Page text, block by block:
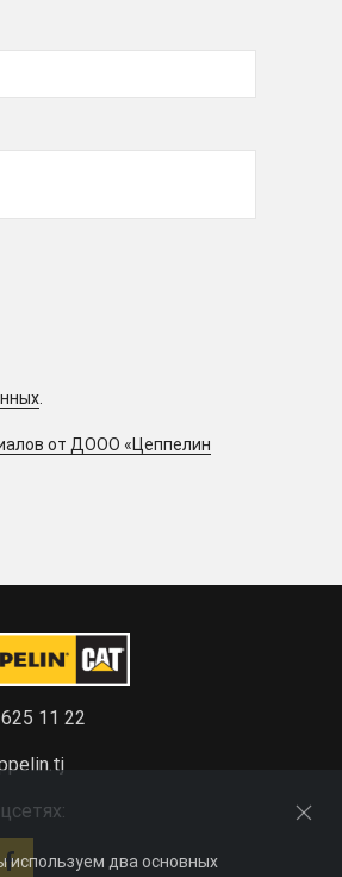
от ДООО «Цеппелин
11 22
используем два основных